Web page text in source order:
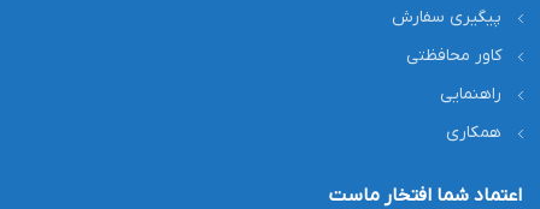
پیگیری سفارش
کاور محافظتی
راهنمایی
همکاری
اعتماد شما افتخار ماست